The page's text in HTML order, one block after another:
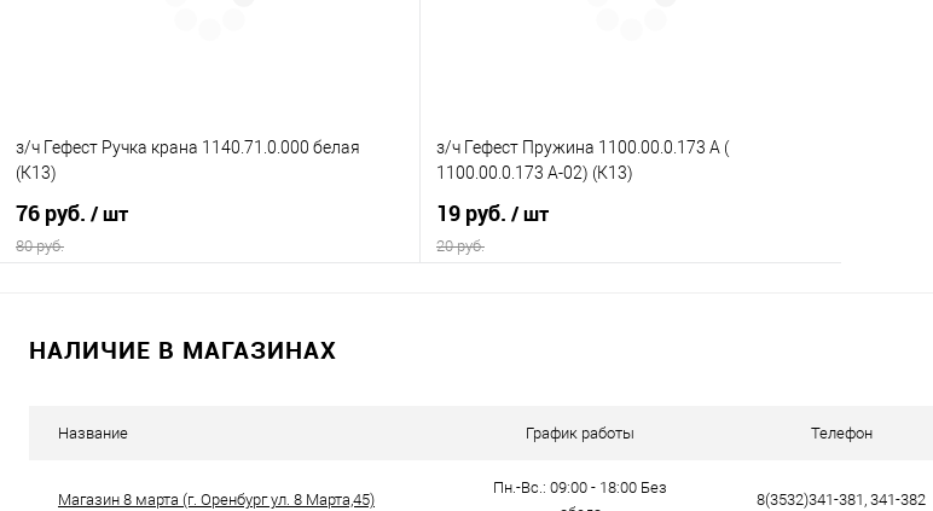
з/ч Гефест Ручка крана 1140.71.0.000 белая
(К13)
76 руб. / шт
80 руб.
з/ч Гефест Пружина 1100.00.0.173 А (
1100.00.0.173 А-02) (К13)
19 руб. / шт
20 руб.
НАЛИЧИЕ В МАГАЗИНАХ
Название График работы Телефон
Магазин 8 марта (г. Оренбург ул. 8 Марта,45)
Пн.-Вс.: 09:00 - 18:00 Без
8(3532)341-381, 341-382